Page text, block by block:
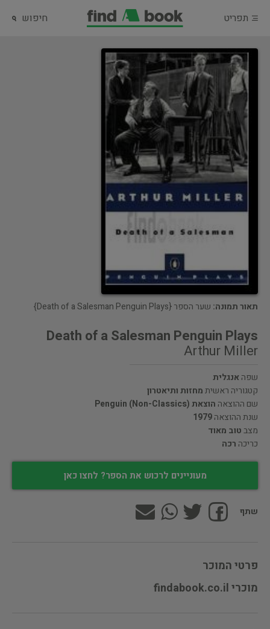
תפריט חיפוש
תאור תמונה: שער הספר {Death of a Salesman Penguin Plays}
Death of a Salesman Penguin Plays
Arthur Miller
שפהאנגלית
קטגוריה ראשיתמחזות ותיאטרון
שם ההוצאה הוצאת Penguin (Non-Classics)
שנת ההוצאה1979
מצבטוב מאוד
כריכה רכה
מעוניינים לרכוש את הספר? לחצו כאן
שתף
פרטי המוכר
מוכרי findabook.co.il